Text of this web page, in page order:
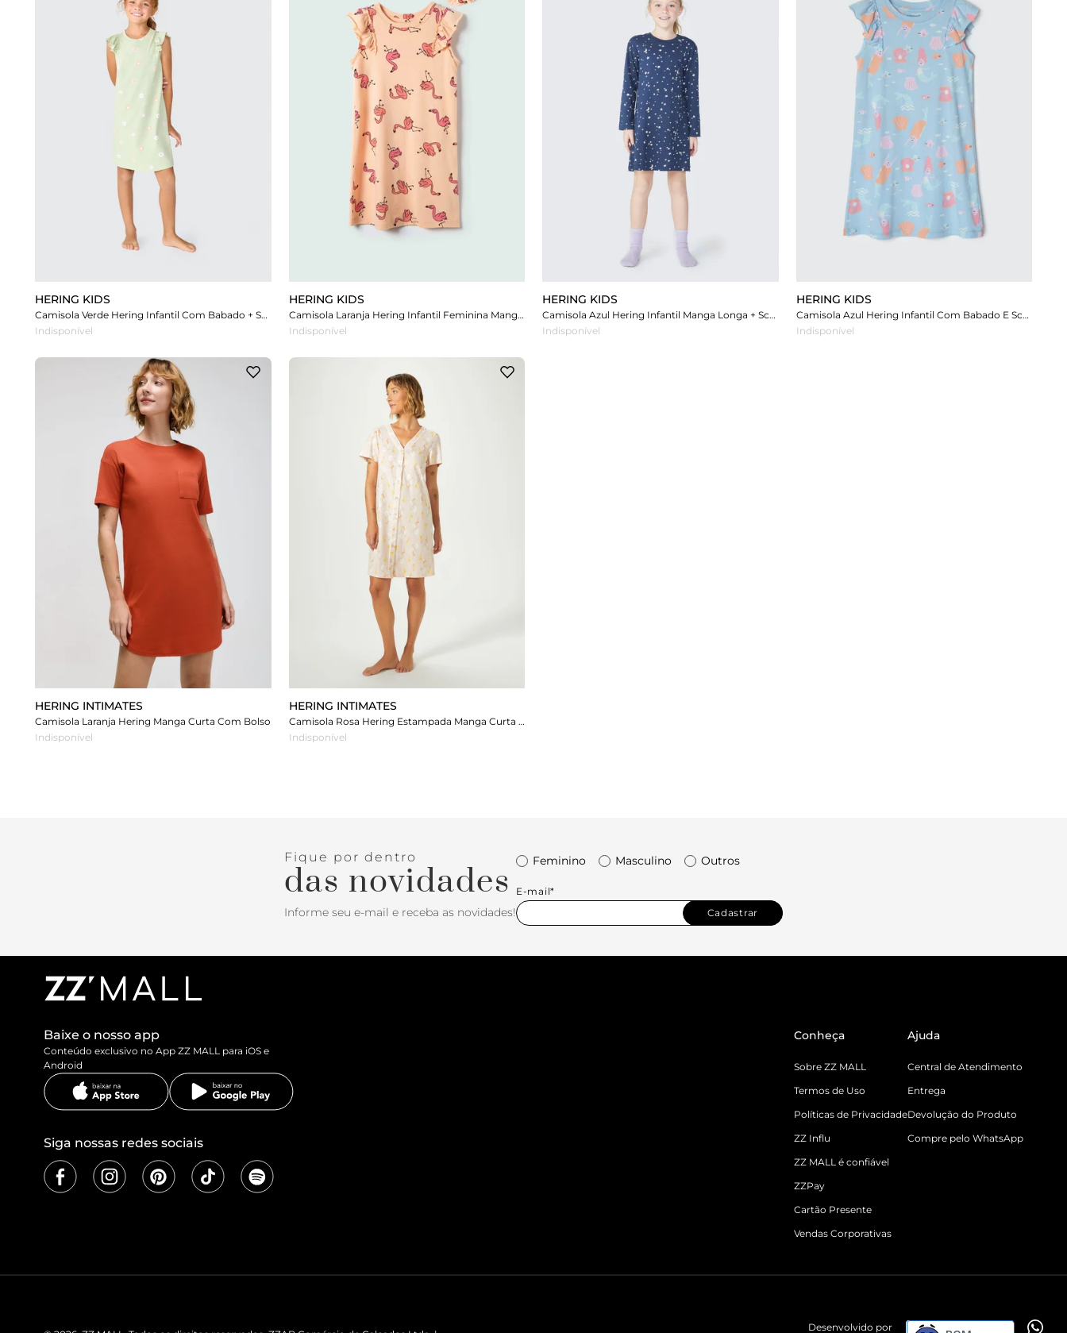
HERING KIDS
Camisola Verde Hering Infantil Com Babado + Scrunchie
Indisponível
HERING KIDS
Camisola Laranja Hering Infantil Feminina Mangas Com Babados + Scrunchie
Indisponível
HERING KIDS
Camisola Azul Hering Infantil Manga Longa + Scrunchie
Indisponível
HERING KIDS
Camisola Azul Hering Infantil Com Babado E Scrunchie
Indisponível
HERING INTIMATES
Camisola Laranja Hering Manga Curta Com Bolso
Indisponível
HERING INTIMATES
Camisola Rosa Hering Estampada Manga Curta Com Botões
Indisponível
Fique por dentro
das novidades
Informe seu e-mail e receba as novidades!
Feminino Masculino Outros
E-mail*
Cadastrar
Baixe o nosso app
Conteúdo exclusivo no App ZZ MALL para iOS e
Android
Siga nossas redes sociais
Conheça
Sobre ZZ MALL
Termos de Uso
Políticas de Privacidade
ZZ Influ
ZZ MALL é confiável
ZZPay
Cartão Presente
Vendas Corporativas
Ajuda
Central de Atendimento
Entrega
Devolução do Produto
Compre pelo WhatsApp
Desenvolvido por